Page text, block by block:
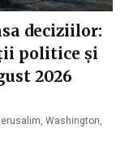
deciziilor:
politice și
2026
Washington,